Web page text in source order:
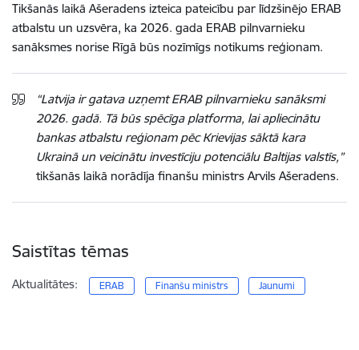
Tikšanās laikā Ašeradens izteica pateicību par līdzšinējo ERAB
atbalstu un uzsvēra, ka 2026. gada ERAB pilnvarnieku
sanāksmes norise Rīgā būs nozīmīgs notikums reģionam.
“Latvija ir gatava uzņemt ERAB pilnvarnieku sanāksmi
2026. gadā. Tā būs spēcīga platforma, lai apliecinātu
bankas atbalstu reģionam pēc Krievijas sāktā kara
Ukrainā un veicinātu investīciju potenciālu Baltijas valstīs,”
tikšanās laikā norādīja finanšu ministrs Arvils Ašeradens.
Saistītas tēmas
Aktualitātes: ERAB Finanšu ministrs Jaunumi